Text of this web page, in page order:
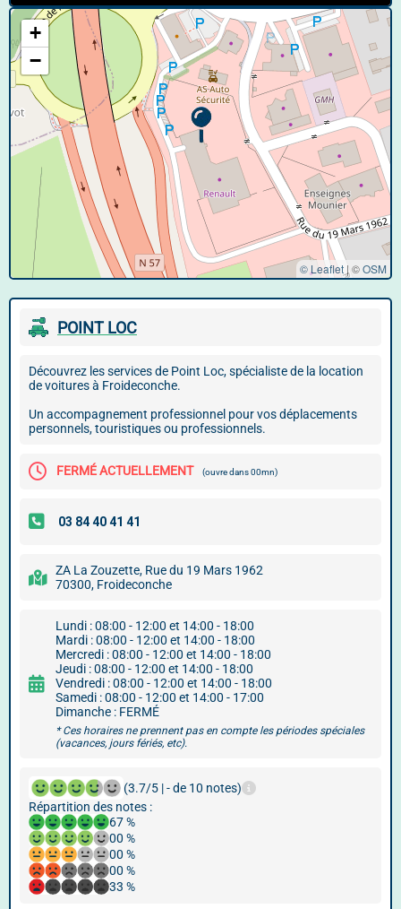
+
−
© Leaflet | ©OSM
POINT LOC
Découvrez les services de Point Loc, spécialiste de la location
de voitures à Froideconche.
Un accompagnement professionnel pour vos déplacements
personnels, touristiques ou professionnels.
FERMÉ ACTUELLEMENT (ouvre dans 00mn)
ZA La Zouzette, Rue du 19 Mars 1962
70300, Froideconche
Lundi : 08:00 - 12:00 et 14:00 - 18:00
Mardi : 08:00 - 12:00 et 14:00 - 18:00
Mercredi : 08:00 - 12:00 et 14:00 - 18:00
Jeudi : 08:00 - 12:00 et 14:00 - 18:00
Vendredi : 08:00 - 12:00 et 14:00 - 18:00
Samedi : 08:00 - 12:00 et 14:00 - 17:00
Dimanche : FERMÉ
* Ces horaires ne prennent pas en compte les périodes spéciales
(vacances, jours fériés, etc).
(3.7/5 | - de 10 notes)
Répartition des notes :
67 %
00 %
00 %
00 %
33 %